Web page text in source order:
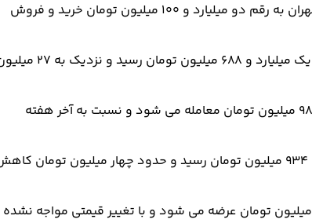
خودروی پژو ۲۰۷ سقف شیشه ای دنده اتومات در معاملات امروز بازار تهران به رقم دو میلیارد و ۱۰۰ میلیون تومان خرید و فروش
خودروی تارا دنده ای در معاملات امروز بازار خودرو های پر تیراژ به رقم یک میلیارد و ۶۸۸ میلیون تومان
خودروی تارا اتومات در معاملات امروز بازار تهران به رقم یک میلیارد و ۹۸۳ میلیون تومان معامله می شود و نسبت به آخر هفته
در گروه محصولات خودروسازی سایپا؛ خودروی کوییک دنده ای به رقم ۹۳۴ میلیون تومان رسید و حدود چهار میلیون تومان
خودروی ساینا S در معاملات امروز بازار خودرو های پر تیراژ به رقم ۹۶۵ میلیون تومان عرضه می شود و با تغییر قیمتی مواجه نشده